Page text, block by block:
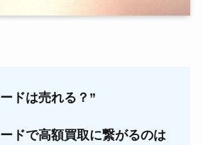
ドは売れる？”
ドで高額買取に繋がるのは